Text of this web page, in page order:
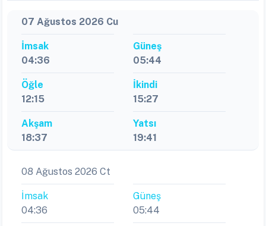
07 Ağustos 2026 Cu
İmsak
04:36
Güneş
05:44
Öğle
12:15
İkindi
15:27
Akşam
18:37
Yatsı
19:41
08 Ağustos 2026 Ct
İmsak
04:36
Güneş
05:44